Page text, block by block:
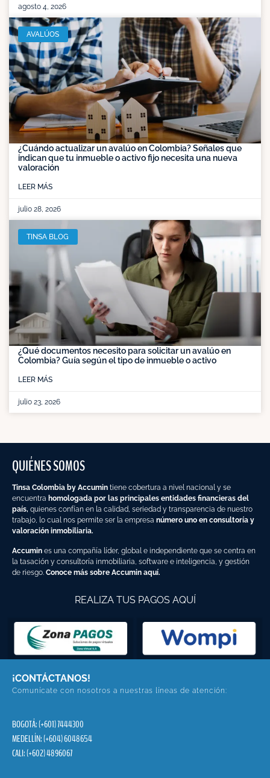
agosto 4, 2026
AVALÚOS
¿Cuándo actualizar un avalúo en Colombia? Señales que
indican que tu inmueble o activo fijo necesita una nueva
valoración
LEER MÁS
julio 28, 2026
TINSA BLOG
¿Qué documentos necesito para solicitar un avalúo en
Colombia? Guía según el tipo de inmueble o activo
LEER MÁS
julio 23, 2026
QUIÉNES SOMOS
Tinsa Colombia by Accumin tiene cobertura a nivel nacional y se
encuentra homologada por las principales entidades financieras del
país, quienes confían en la calidad, seriedad y transparencia de nuestro
trabajo, lo cual nos permite ser la empresa número uno en consultoría y
valoración inmobiliaria.
Accumin es una compañía líder, global e independiente que se centra en
la tasación y consultoría inmobiliaria, software e inteligencia, y gestión
de riesgo. Conoce más sobre Accumin aquí.
REALIZA TUS PAGOS AQUÍ
¡CONTÁCTANOS!
Comunícate con nosotros a nuestras líneas de atención:
BOGOTÁ: (+601) 7444300
MEDELLÍN: (+604) 6048654
CALI: (+602) 4896067